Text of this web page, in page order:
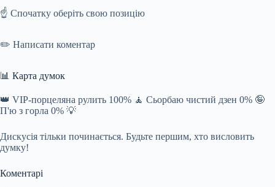
☝️ Спочатку оберіть свою позицію
✏️ Написати коментар
📊 Карта думок
👑 VIP-порцеляна рулить 100% 🧘 Сьорбаю чистий дзен 0% 🤪
П'ю з горла 0% 💡
Дискусія тільки починається. Будьте першим, хто висловить
думку!
Коментарі